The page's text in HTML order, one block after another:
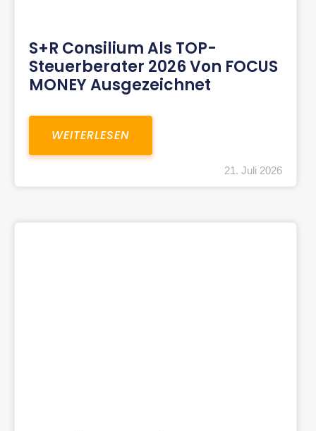
S+R Consilium Als TOP-
Steuerberater 2026 Von FOCUS
MONEY Ausgezeichnet
WEITERLESEN
21. Juli 2026